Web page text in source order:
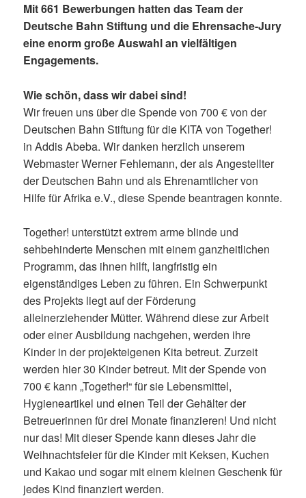
Mit 661 Bewerbungen hatten das Team der
Deutsche Bahn Stiftung und die Ehrensache-Jury
eine enorm große Auswahl an vielfältigen
Engagements.
Wie schön, dass wir dabei sind!
Wir freuen uns über die Spende von 700 € von der
Deutschen Bahn Stiftung für die KITA von Together!
in Addis Abeba. Wir danken herzlich unserem
Webmaster Werner Fehlemann, der als Angestellter
der Deutschen Bahn und als Ehrenamtlicher von
Hilfe für Afrika e.V., diese Spende beantragen konnte.
Together! unterstützt extrem arme blinde und
sehbehinderte Menschen mit einem ganzheitlichen
Programm, das ihnen hilft, langfristig ein
eigenständiges Leben zu führen. Ein Schwerpunkt
des Projekts liegt auf der Förderung
alleinerziehender Mütter. Während diese zur Arbeit
oder einer Ausbildung nachgehen, werden ihre
Kinder in der projekteigenen Kita betreut. Zurzeit
werden hier 30 Kinder betreut. Mit der Spende von
700 € kann „Together!“ für sie Lebensmittel,
Hygieneartikel und einen Teil der Gehälter der
Betreuerinnen für drei Monate finanzieren! Und nicht
nur das! Mit dieser Spende kann dieses Jahr die
Weihnachtsfeier für die Kinder mit Keksen, Kuchen
und Kakao und sogar mit einem kleinen Geschenk für
jedes Kind finanziert werden.